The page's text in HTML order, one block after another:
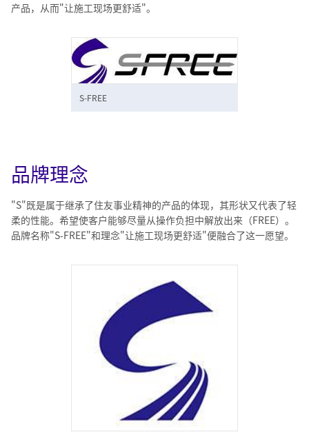
产品，从而"让施工现场更舒适"。
S-FREE
品牌理念
"S"既是属于继承了住友事业精神的产品的体现，其形状又代表了轻
柔的性能。希望使客户能够尽量从操作负担中解放出来（FREE）。
品牌名称"S-FREE"和理念"让施工现场更舒适"便融合了这一愿望。